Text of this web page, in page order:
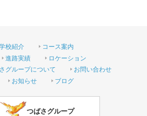
校紹介
コース案内
進路実績
ロケーション
グループについて
お問い合わせ
お知らせ ブログ
つばさグループ